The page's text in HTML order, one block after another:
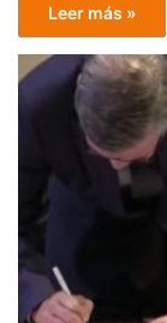
Leer más »